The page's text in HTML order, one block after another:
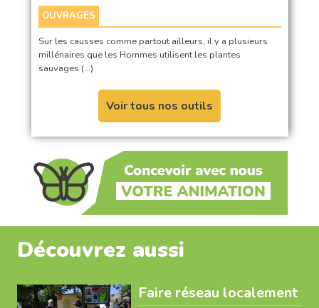
OUVRAGES
Sur les causses comme partout ailleurs, il y a plusieurs
millénaires que les Hommes utilisent les plantes
sauvages (…)
Voir tous nos outils
Découvrez aussi
Faire réseau localement